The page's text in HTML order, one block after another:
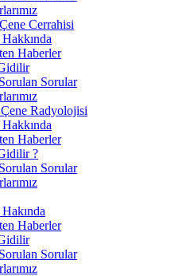
Cerrahisi
Haberler
Sorular
Radyolojisi
Haberler
?
Sorular
Haberler
Sorular